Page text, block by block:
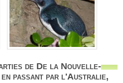
de De la Nouvelle-
passant par l'Australie,